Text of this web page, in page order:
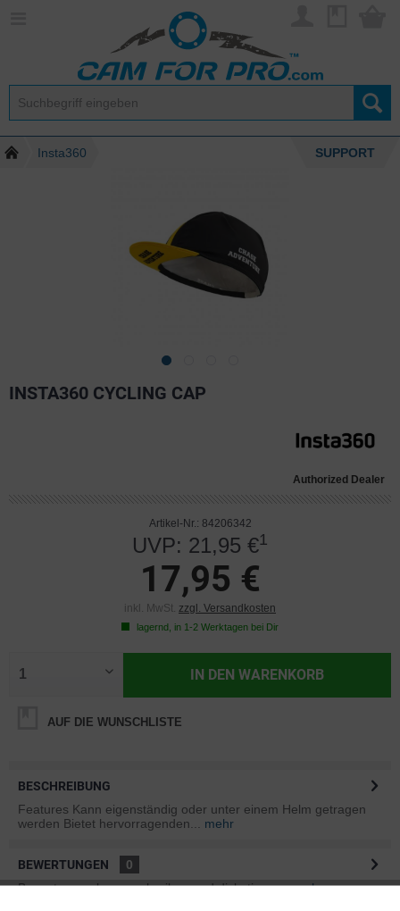
Insta360 SUPPORT
INSTA360 CYCLING CAP
Authorized Dealer
Artikel-Nr.: 84206342
UVP: 21,95 €1
17,95 €
inkl. MwSt. zzgl. Versandkosten
lagernd, in 1-2 Werktagen bei Dir
IN DEN WARENKORB
AUF DIE WUNSCHLISTE
BESCHREIBUNG
Features Kann eigenständig oder unter einem Helm getragen
werden Bietet hervorragenden...
mehr
BEWERTUNGEN
0
Bewertungen lesen, schreiben und diskutieren...mehr